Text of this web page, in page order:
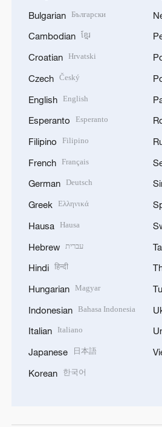
Bulgarian Български
Cambodian ខ្មែរ
Croatian Hrvatski
Czech Český
English English
Esperanto Esperanto
Filipino Filipino
French Français
German Deutsch
Greek Ελληνικά
Hausa Hausa
Hebrew עברית
Hindi हिन्दी
Hungarian Magyar
Indonesian Bahasa Indonesia
Italian Italiano
Japanese 日本語
Korean 한국어